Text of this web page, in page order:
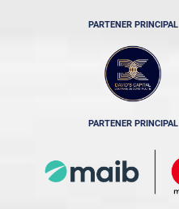
PARTENER PRINCIPAL
PARTENER PRINCIPAL